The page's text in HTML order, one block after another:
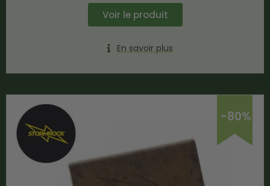
Voir le produit
En savoir plus
-80%